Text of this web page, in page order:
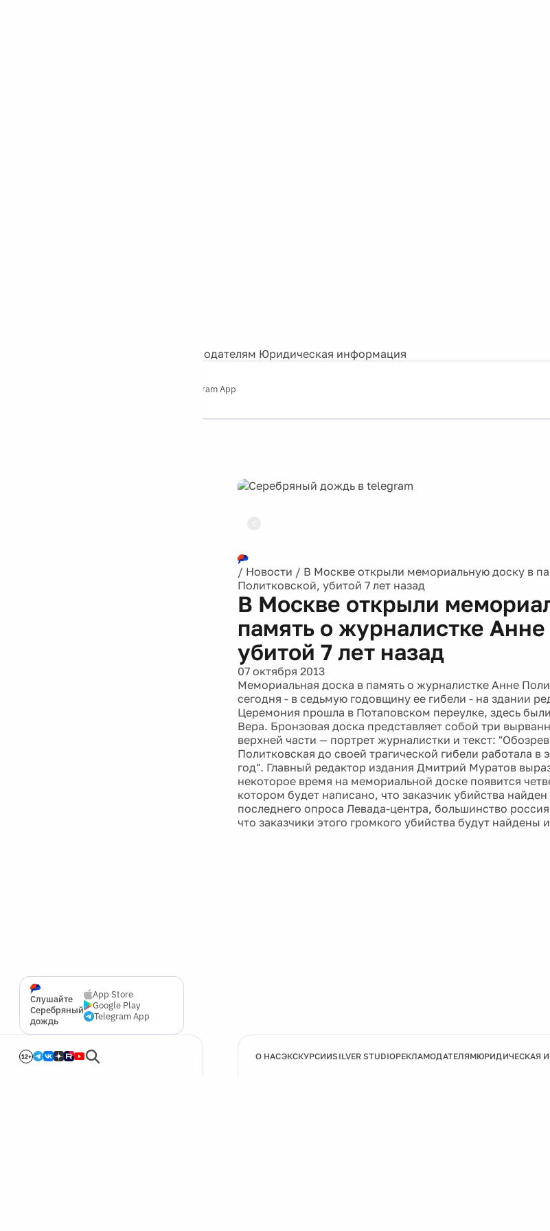
Рекламодателям Юридическая информация
Telegram App
Слушайте
Серебряный
дождь
App Store
Google Play
Telegram App
12+
/ Новости / В Москве открыли мемориальную доску в
Политковской, убитой 7 лет назад
В Москве открыли
память о журналистке
убитой 7 лет назад
07 октября 2013
Мемориальная доска в память о журналистке Анне
сегодня - в седьмую годовщину ее гибели - на здании
Церемония прошла в Потаповском переулке, здесь
Вера. Бронзовая доска представляет собой три
верхней части — портрет журналистки и текст:
Политковская до своей трагической гибели работала в
год". Главный редактор издания Дмитрий Муратов
некоторое время на мемориальной доске появится
котором будет написано, что заказчик убийства
последнего опроса Левада-центра, большинство
что заказчики этого громкого убийства будут найдены
О НАСЭКСКУРСИИSILVER STUDIOРЕКЛАМОДАТЕЛЯМЮРИДИЧЕСКАЯ